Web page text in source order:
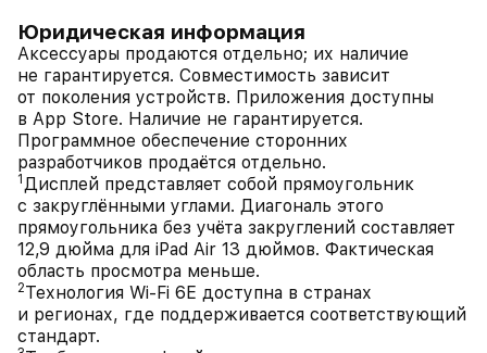
Юридическая информация
Аксессуары продаются отдельно; их наличие
не гарантируется. Совместимость зависит
от поколения устройств. Приложения доступны
в App Store. Наличие не гарантируется.
Программное обеспечение сторонних
разработчиков продаётся отдельно.
1 Дисплей представляет собой прямоугольник
с закруглёнными углами. Диагональ этого
прямоугольника без учёта закруглений составляет
12,9 дюйма для iPad Air 13 дюймов. Фактическая
область просмотра меньше.
2Технология Wi-Fi 6E доступна в странах
и регионах, где поддерживается соответствующий
стандарт.